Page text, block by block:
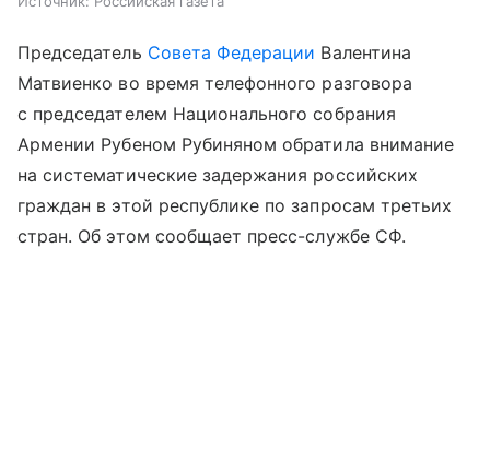
Председатель Совета Федерации Валентина
Матвиенко во время телефонного разговора
с председателем Национального собрания
Армении Рубеном Рубиняном обратила внимание
на систематические задержания российских
граждан в этой республике по запросам третьих
стран. Об этом сообщает пресс-службе СФ.